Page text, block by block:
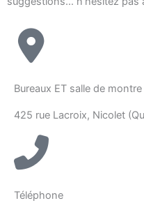
Bureaux ET salle de montre
425 rue Lacroix, Nicolet
Téléphone